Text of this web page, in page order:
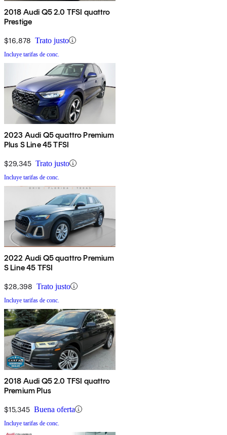
2018 Audi Q5 2.0 TFSI quattro
Prestige
$16,878 Trato justo
Incluye tarifas de conc.
2023 Audi Q5 quattro Premium
Plus S Line 45 TFSI
$29,345 Trato justo
Incluye tarifas de conc.
2022 Audi Q5 quattro Premium
S Line 45 TFSI
$28,398 Trato justo
Incluye tarifas de conc.
2018 Audi Q5 2.0 TFSI quattro
Premium Plus
$15,345 Buena oferta
Incluye tarifas de conc.